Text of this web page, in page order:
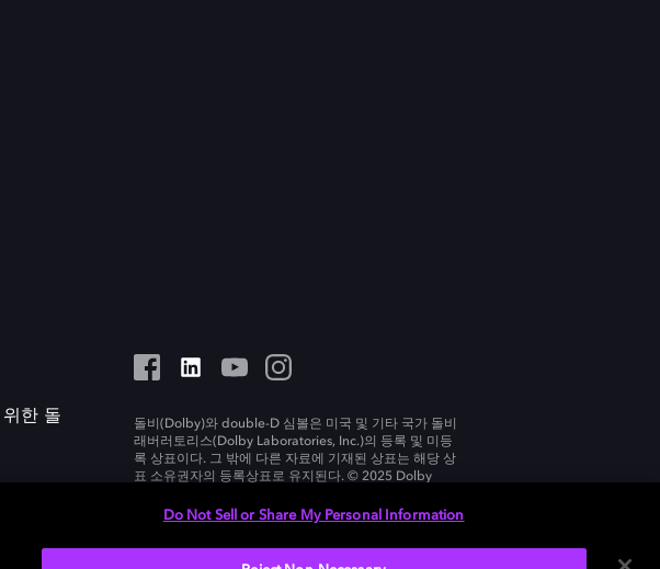
한 돌
돌비(Dolby)와 double-D 심볼은 미국 및 기타 국가 돌비
래버러토리스(Dolby Laboratories, Inc.)의 등록 및 미등
록 상표이다. 그 밖에 다른 자료에 기재된 상표는 해당 상
표 소유권자의 등록상표로 유지된다. © 2025 Dolby
Do Not Sell or Share My Personal Information